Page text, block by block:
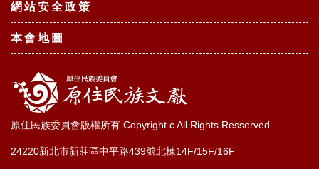
網站安全政策
本會地圖
原住民族委員會版權所有 Copyright c All Rights Resserved
24220新北市新莊區中平路439號北棟14F/15F/16F